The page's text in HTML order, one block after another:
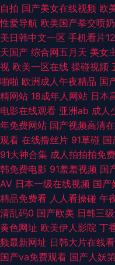
袜欧洲综合 91n首页 www91视
件 91蜜臀中文字幕 岛国搬运
青青操 国产青草网 另类激情另
激情视频综合 青青操在线观看
级 老湿影院福利在线 日韩蜜臀
美色 91传谋免费 超碰豆花AV
碰色狠 激情六月天色综合 日本
九一网站免费看 日本啪啪啪视
亚洲狼人社区 av网站观看 韩日
自拍 国产美女在线视频 欧
性爱导航 欧美国产拳交喷奶
美日韩中文一区 手机看片
天国产 综合网五月天 美女
视 欧美一区在线 操碰视频
啪啪 欧洲成人午夜精品 国
精网站 18成年人网站 日本
电影在线观看 亚洲ab 成人
年免费网站 国产视频高清
观看 在线撸丝片 91草碰 国
91大神合集 成人拍拍拍免费
韩免费电影 91羞羞视频 国
AV 日本一级在线视频 国产
精品免费看 人人看操碰 午
清乱码0 国产欧美 日韩三
黄色网址 欧美伊人影院 丁
频最新网址 日韩大片在线看
国产va免费观看 国产人妖